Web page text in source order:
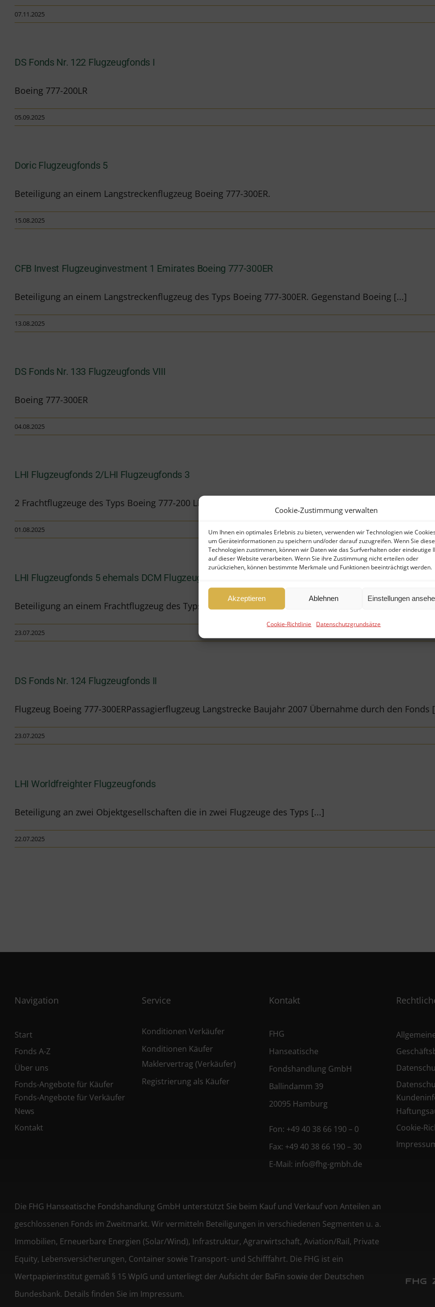
Cookie-Zustimmung verwalten
Um Ihnen ein optimales Erlebnis zu bieten, verwenden wir Technologien wie
um Geräteinformationen zu speichern und/oder darauf zuzugreifen. Wenn Sie
Technologien zustimmen, können wir Daten wie das Surfverhalten oder eindeutige
auf dieser Website verarbeiten. Wenn Sie ihre Zustimmung nicht erteilen oder
zurückziehen, können bestimmte Merkmale und Funktionen beeinträchtigt werden.
Akzeptieren Ablehnen Einstellungen
Cookie-Richtlinie Datenschutzgrundsätze
07.11.2025
DS Fonds Nr. 122 Flugzeugfonds I
Boeing 777-200LR
05.09.2025
Doric Flugzeugfonds 5
Beteiligung an einem Langstreckenflugzeug Boeing 777-300ER.
15.08.2025
CFB Invest Flugzeuginvestment 1 Emirates Boeing 777-300ER
Beteiligung an einem Langstreckenflugzeug des Typs Boeing 777-300ER. Gegenstand Boeing [...]
13.08.2025
DS Fonds Nr. 133 Flugzeugfonds VIII
Boeing 777-300ER
04.08.2025
LHI Flugzeugfonds 2/LHI Flugzeugfonds 3
2 Frachtflugzeuge des Typs Boeing 777-200 LRF mit 10-jßhrigem Leasingvertrag [...]
01.08.2025
LHI Flugzeugfonds 5 ehemals DCM Flugzeugfonds 3
Beteiligung an einem Frachtflugzeug des Typs Boeing 777-200LRF Gegenstand Boeing [...]
23.07.2025
DS Fonds Nr. 124 Flugzeugfonds II
Flugzeug Boeing 777-300ERPassagierflugzeug Langstrecke Baujahr 2007 Übernahme durch den Fonds
23.07.2025
LHI Worldfreighter Flugzeugfonds
Beteiligung an zwei Objektgesellschaften die in zwei Flugzeuge des Typs [...]
22.07.2025
Navigation
Start
Fonds A-Z
Über uns
Fonds-Angebote für Käufer
Fonds-Angebote für Verkäufer
News
Kontakt
Service
Konditionen Verkäufer
Konditionen Käufer
Maklervertrag (Verkäufer)
Registrierung als Käufer
Kontakt
FHG
Hanseatische
Fondshandlung GmbH
Ballindamm 39
20095 Hamburg
Fon: +49 40 38 66 190 – 0
Fax: +49 40 38 66 190 – 30
E-Mail: info@fhg-gmbh.de
Cookie-
Die FHG Hanseatische Fondshandlung GmbH unterstützt Sie beim Kauf und Verkauf von Anteilen an
geschlossenen Fonds im Zweitmarkt. Wir vermitteln Beteiligungen in verschiedenen Segmenten u. a.
Immobilien, Erneuerbare Energien (Solar/Wind), Infrastruktur, Agrarwirtschaft, Aviation/Rail, Private
Equity, Lebensversicherungen, Container sowie Transport- und Schifffahrt. Die FHG ist ein
Wertpapierinstitut gemäß § 15 WpIG und unterliegt der Aufsicht der BaFin sowie der Deutschen
Bundesbank. Details finden Sie im Impressum.